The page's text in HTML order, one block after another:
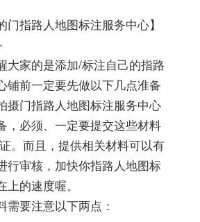
指路人地图标注服务中心】
大家的是添加/标注自己的指路
铺前一定要先做以下几点准备
摄门指路人地图标注服务中心
，必须、一定要提交这些材料
。而且，提供相关材料可以有
行审核，加快你指路人地图标
的速度喔。
要注意以下两点：